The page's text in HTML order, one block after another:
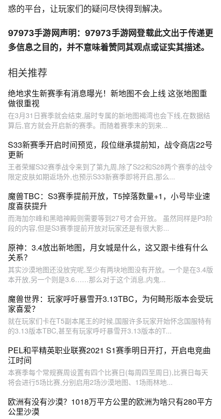
惑的平台，让玩家们的疑问尽快得到解决。
97973手游网声明：97973手游网登载此文出于传递更
多信息之目的，并不意味着赞同其观点或证实其描述。
相关推荐
绝地求生新赛季有消息曝光！新地图不会上线 这张地图重
做很重视
在3月31日赛季就会结束,届时专属的新地图褐湾也会下线,在数据结
算后,官方就会开启新的赛季。而随着赛季末的到来...
S33新赛季开启时间预览，段位继承提前知，战令商店22号
更新
王者荣耀S32赛季战令来到了第九周,除了S22和S28两个赛季的战令
限定皮肤如期返场外,也预示S33新赛季即将开启,那么...
魔兽TBC：S3赛季提前开放，T5掉落数量+1，小号毕业速
度喜获提升
而海加尔峰和黑暗神殿则需要等到27号才会开放。 虽然同样是P3阶
段的内容,但是S3赛季提前开放对玩家还是有很大影...
原神：3.4放出新地图，月女城是什么，这又跟卡维有什么
关系？
其实沙漠地图还没放完呢,至少有两块地图没有开放。一个是在3.4版
本开放,另一个则是3.6……那么对于这个消息,内鬼...
魔兽世界：玩家呼吁暴雪开3.13TBC，为何畸形版本会受玩
家喜爱？
就在玩家们卡在T5副本尾王的时候,国服许多玩家开始怀念国服特有
的3.13版本TBC,甚至有玩家呼吁暴雪开3.13版本的T...
PEL和平精英职业联赛2021 S1赛季明日开打，开启电竞曲
江时间
本赛季每个常规赛周设置有四个比赛日(每周四至周日),比赛日每天
将会进行5场比赛,分别启用2场沙漠地图、1场雨林地...
欧洲有没有沙漠？1018万平方公里的欧洲为啥只有280平方
公里沙漠